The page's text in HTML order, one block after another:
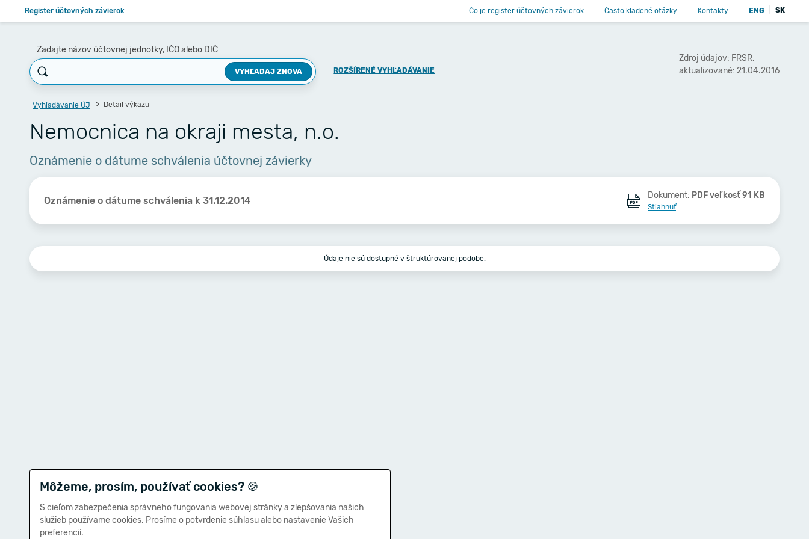
Register účtovných závierok Čo je register účtovných závierok Často kladené otázky Kontakty ENG SK
Zadajte názov účtovnej jednotky, IČO alebo DIČ
VYHĽADAJ ZNOVA ROZŠÍRENÉ VYHĽADÁVANIE
Zdroj údajov: FRSR,
aktualizované: 21.04.2016
Vyhľadávanie ÚJ Detail výkazu
Nemocnica na okraji mesta, n.o.
Oznámenie o dátume schválenia účtovnej závierky
Oznámenie o dátume schválenia k 31.12.2014 Dokument: PDF veľkosť 91 KB
Stiahnuť
Údaje nie sú dostupné v štruktúrovanej podobe.
Môžeme, prosím, používať cookies? 🍪
S cieľom zabezpečenia správneho fungovania webovej stránky a zlepšovania našich
služieb používame cookies. Prosíme o potvrdenie súhlasu alebo nastavenie Vašich
preferencií.